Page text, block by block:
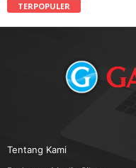
TERPOPULER
Tentang Kami